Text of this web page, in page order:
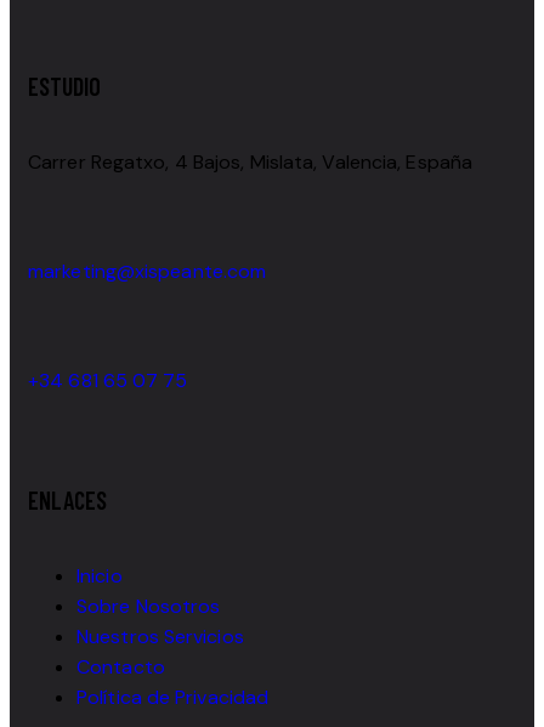
ESTUDIO
Carrer Regatxo, 4 Bajos, Mislata, Valencia, España
marketing@xispeante.com
+34 681 65 07 75
ENLACES
Inicio
Sobre Nosotros
Nuestros Servicios
Contacto
Política de Privacidad